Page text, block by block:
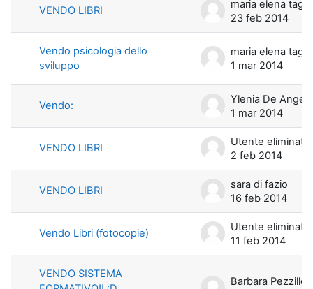
VENDO LIBRI
23 feb 2014
Vendo psicologia dello
sviluppo
1 mar 2014
Vendo:
Ylenia De
1 mar 2014
VENDO LIBRI
Utente eliminato
2 feb 2014
VENDO LIBRI
sara di fazio
16 feb 2014
Vendo Libri (fotocopie)
Utente eliminato
11 feb 2014
VENDO SISTEMA